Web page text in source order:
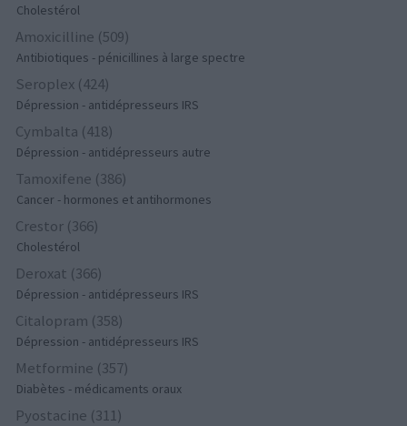
Cholestérol
Amoxicilline (509)
Antibiotiques - pénicillines à large spectre
Seroplex (424)
Dépression - antidépresseurs IRS
Cymbalta (418)
Dépression - antidépresseurs autre
Tamoxifene (386)
Cancer - hormones et antihormones
Crestor (366)
Cholestérol
Deroxat (366)
Dépression - antidépresseurs IRS
Citalopram (358)
Dépression - antidépresseurs IRS
Metformine (357)
Diabètes - médicaments oraux
Pyostacine (311)